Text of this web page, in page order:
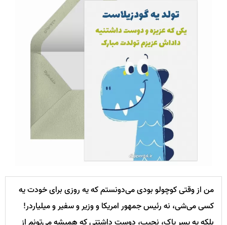
من از وقتی کوچولو بودی می‌دونستم که یه روزی برای خودت یه
کسی می‌شی، نه رئیس جمهور امریکا و وزیر و سفیر و میلیاردر!